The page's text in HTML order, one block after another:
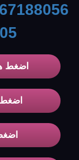
اضغط